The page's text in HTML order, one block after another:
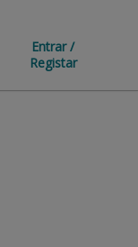
Entrar /
Registar